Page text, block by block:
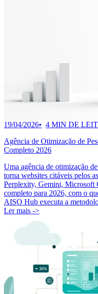
19/04/2026 4 MIN DE
Agência de Otimização de
Completo 2026
Uma agência de otimização
torna websites citáveis pelos
Perplexity, Gemini, Microsoft
completo para 2026, com o
AISO Hub executa a
Ler mais ->